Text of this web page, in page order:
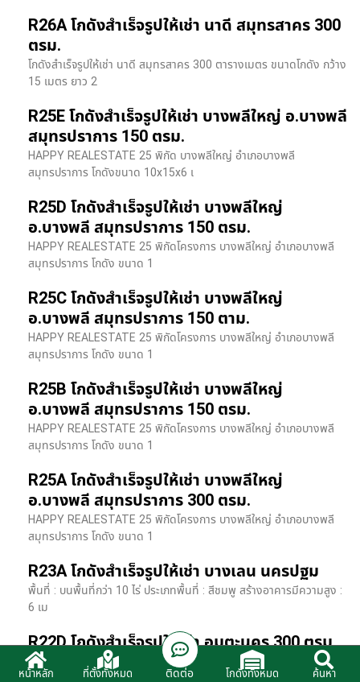
R26A โกดังสำเร็จรูปให้เช่า นาดี สมุทรสาคร 300
ตรม.
โกดังสำเร็จรูปให้เช่า นาดี สมุทรสาคร 300 ตารางเมตร ขนาดโกดัง กว้าง
15 เมตร ยาว 2
R25E โกดังสำเร็จรูปให้เช่า บางพลีใหญ่ อ.บางพลี
สมุทรปราการ 150 ตรม.
HAPPY REALESTATE 25 พิกัด บางพลีใหญ่ อำเภอบางพลี
สมุทรปราการ โกดังขนาด 10x15x6 เ
R25D โกดังสำเร็จรูปให้เช่า บางพลีใหญ่
อ.บางพลี สมุทรปราการ 150 ตรม.
HAPPY REALESTATE 25 พิกัดโครงการ บางพลีใหญ่ อำเภอบางพลี
สมุทรปราการ โกดัง ขนาด 1
R25C โกดังสำเร็จรูปให้เช่า บางพลีใหญ่
อ.บางพลี สมุทรปราการ 150 ตาม.
HAPPY REALESTATE 25 พิกัดโครงการ บางพลีใหญ่ อำเภอบางพลี
สมุทรปราการ โกดัง ขนาด 1
R25B โกดังสำเร็จรูปให้เช่า บางพลีใหญ่
อ.บางพลี สมุทรปราการ 150 ตรม.
HAPPY REALESTATE 25 พิกัดโครงการ บางพลีใหญ่ อำเภอบางพลี
สมุทรปราการ โกดัง ขนาด 1
R25A โกดังสำเร็จรูปให้เช่า บางพลีใหญ่
อ.บางพลี สมุทรปราการ 300 ตรม.
HAPPY REALESTATE 25 พิกัดโครงการ บางพลีใหญ่ อำเภอบางพลี
สมุทรปราการ โกดัง ขนาด 1
R23A โกดังสำเร็จรูปให้เช่า บางเลน นครปฐม
พื้นที่ : บนพื้นที่กว่า 10 ไร่ ประเภทพื้นที่ : สีชมพู สร้างอาคารมีความสูง :
6 เม
R22D โกดังสำเร็จรูปให้เช่า อมตะนคร 300 ตรม.
HR22 โกดังสำเร็จรูปให้เช่า พิกัด ติดนิคมอมตะนคร อ.พานทอง จ.ชลบุรี
รายละเอียดโรงง
หน้าหลัก ที่ตั้งทั้งหมด ติดต่อ โกดังทั้งหมด ค้นหา